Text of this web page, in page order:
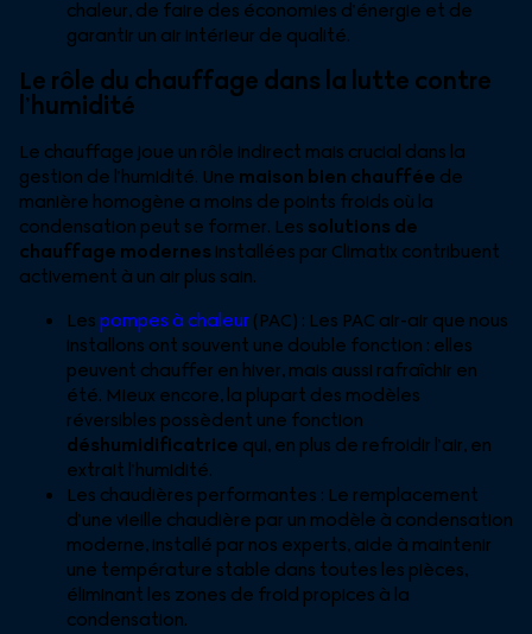
chaleur, de faire des économies d’énergie et de
garantir un air intérieur de qualité.
Le rôle du chauffage dans la lutte contre
l’humidité
Le chauffage joue un rôle indirect mais crucial dans la
gestion de l’humidité. Une maison bien chauffée de
manière homogène a moins de points froids où la
condensation peut se former. Les solutions de
chauffage modernes installées par Climatix contribuent
activement à un air plus sain.
Lespompes à chaleur(PAC) : Les PAC air-air que nous
installons ont souvent une double fonction : elles
peuvent chauffer en hiver, mais aussi rafraîchir en
été. Mieux encore, la plupart des modèles
réversibles possèdent une fonction
déshumidificatrice qui, en plus de refroidir l’air, en
extrait l’humidité.
Les chaudières performantes : Le remplacement
d’une vieille chaudière par un modèle à condensation
moderne, installé par nos experts, aide à maintenir
une température stable dans toutes les pièces,
éliminant les zones de froid propices à la
condensation.